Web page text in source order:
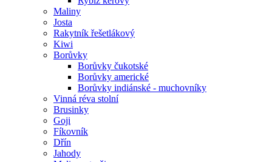
Maliny
Josta
Rakytník řešetlákový
Kiwi
Borůvky
Borůvky čukotské
Borůvky americké
Borůvky indiánské - muchovníky
Vinná réva stolní
Brusinky
Goji
Fíkovník
Dřín
Jahody